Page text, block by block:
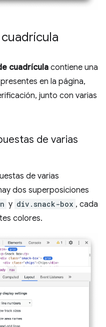
cuadrículacontiene una
en la página,
junto con varias
de varias
de varias
dos superposiciones
y div.snack-box , cada
colores.